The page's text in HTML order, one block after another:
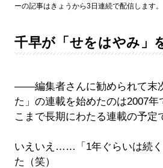
ーの記事はきょうから3日連続で配信します。
千早が「せをはやみ」
――編集者さんに勧められて末
た」の連載を始めたのは2007年
こまで長期にわたる連載の予定
いえいえ……「1年ぐらいは続
た（笑）